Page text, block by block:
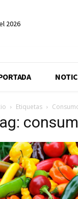
2026
Etiquetas